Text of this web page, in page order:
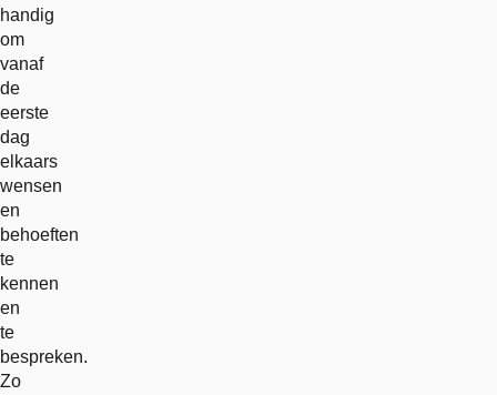
handig
om
vanaf
de
eerste
dag
elkaars
wensen
en
behoeften
te
kennen
en
te
bespreken.
Zo